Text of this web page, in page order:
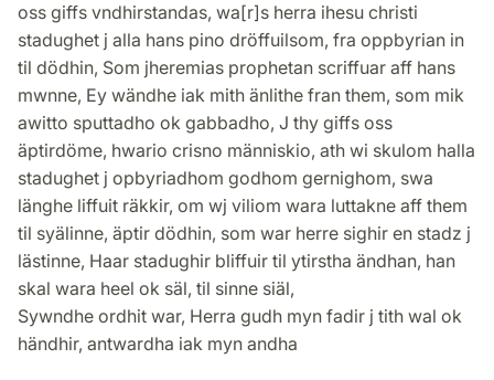
oss giffs vndhirstandas, wa[r]s herra ihesu christi
stadughet j alla hans pino dröffuilsom, fra oppbyrian in
til dödhin, Som jheremias prophetan scriffuar aff hans
mwnne, Ey wändhe iak mith änlithe fran them, som mik
awitto sputtadho ok gabbadho, J thy giffs oss
äptirdöme, hwario crisno människio, ath wi skulom halla
stadughet j opbyriadhom godhom gernighom, swa
länghe liffuit räkkir, om wj viliom wara luttakne aff them
til syälinne, äptir dödhin, som war herre sighir en stadz j
lästinne, Haar stadughir bliffuir til ytirstha ändhan, han
skal wara heel ok säl, til sinne siäl,
Sywndhe ordhit war, Herra gudh myn fadir j tith wal ok
händhir, antwardha iak myn andha